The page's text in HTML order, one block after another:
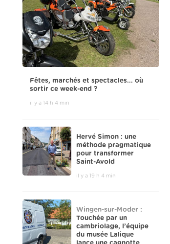
Fêtes, marchés et spectacles... où
sortir ce week-end ?
il y a 14 h 4 min
Hervé Simon : une
méthode pragmatique
pour transformer
Saint-Avold
il y a 19 h 4 min
Wingen-sur-Moder :
Touchée par un
cambriolage, l’équipe
du musée Lalique